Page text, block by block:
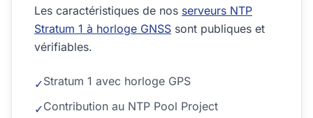
Les caractéristiques de nos serveurs NTP
Stratum 1 à horloge GNSS sont publiques et
vérifiables.
✓Stratum 1 avec horloge GPS
✓Contribution au NTP Pool Project